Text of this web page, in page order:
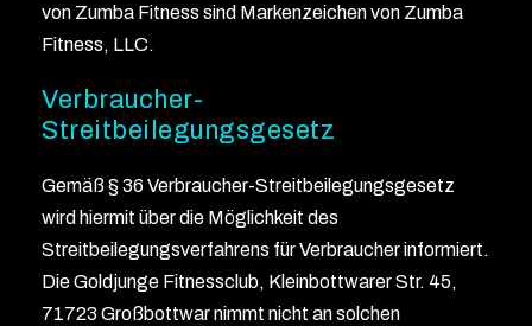
von Zumba Fitness sind Markenzeichen von Zumba
Fitness, LLC.
Verbraucher-
Streitbeilegungsgesetz
Gemäß § 36 Verbraucher-Streitbeilegungsgesetz
wird hiermit über die Möglichkeit des
Streitbeilegungsverfahrens für Verbraucher informiert.
Die Goldjunge Fitnessclub, Kleinbottwarer Str. 45,
71723 Großbottwar nimmt nicht an solchen